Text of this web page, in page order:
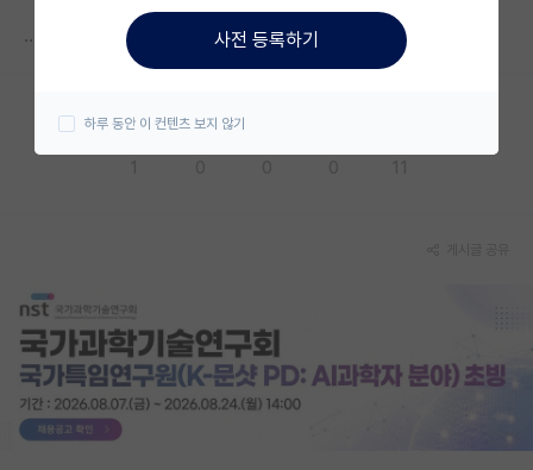
미국 대학원 합격 후기 게시판
대학원생 모집 게시판
연구실(PI) 홍보 게시판
취업 게시판
임용 후기 게시판
PI 전용 게시판
.. 사전 등록하기
하루 동안 이 컨텐츠 보지 않기